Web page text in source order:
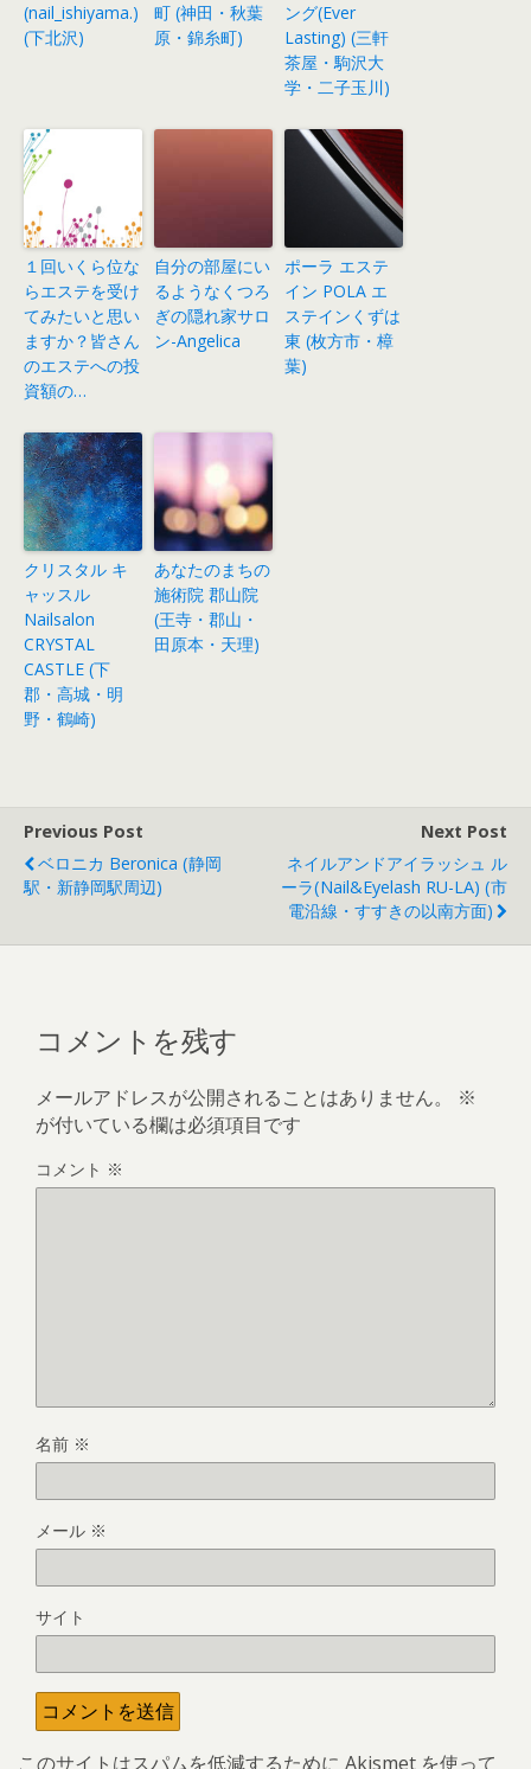
(nail_ishiyama.)
(下北沢)
町 (神田・秋葉
原・錦糸町)
ング(Ever
Lasting) (三軒
茶屋・駒沢大
学・二子玉川)
１回いくら位な
らエステを受け
てみたいと思い
ますか？皆さん
のエステへの投
資額の…
自分の部屋にい
るようなくつろ
ぎの隠れ家サロ
ン-Angelica
ポーラ エステ
イン POLA エ
ステインくずは
東 (枚方市・樟
葉)
クリスタル キ
ャッスル
Nailsalon
CRYSTAL
CASTLE (下
郡・高城・明
野・鶴崎)
あなたのまちの
施術院 郡山院
(王寺・郡山・
田原本・天理)
Previous Post
ベロニカ Beronica (静岡
駅・新静岡駅周辺)
Next Post
ネイルアンドアイラッシュ ル
ーラ(nail&eyelash RU-LA) (市
電沿線・すすきの以南方面)
コメントを残す
メールアドレスが公開されることはありません。
※
が付いている欄は必須項目です
コメント ※
名前 ※
メール ※
サイト
このサイトはスパムを低減するために Akismet を使って